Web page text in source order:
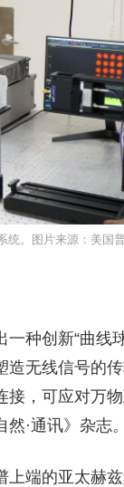
统。图片来源：美国
种创新“曲线
无线信号的
接，可应对万
·通讯》杂志。
上端的亚太赫